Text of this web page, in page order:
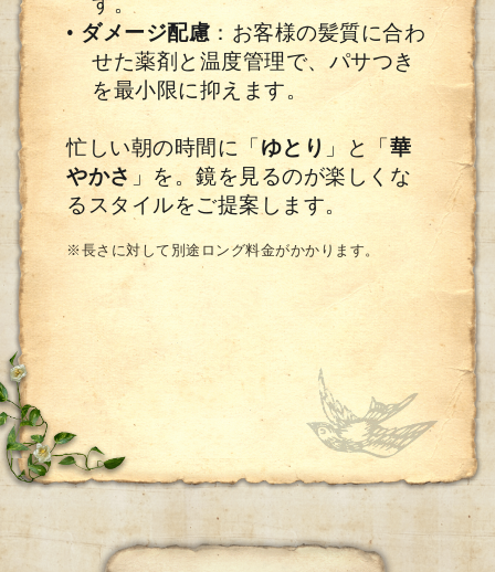
• ダメージ配慮 ：お客様の髪質に合わ
せた薬剤と温度管理で、パサつき
を最小限に抑えます。
忙しい朝の時間に「 ゆとり 」と「 華
やかさ 」を。鏡を見るのが楽しくな
るスタイルをご提案します。
※長さに対して別途ロング料金がかかります。